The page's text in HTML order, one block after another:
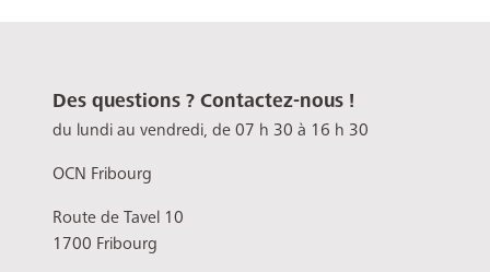
Des questions ? Contactez-nous !
du lundi au vendredi, de 07 h 30 à 16 h 30
OCN Fribourg
Route de Tavel 10
1700 Fribourg